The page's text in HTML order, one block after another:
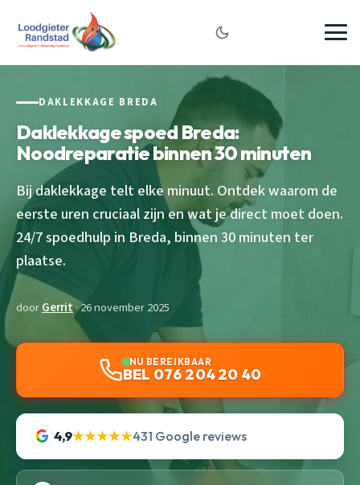
DAKLEKKAGE BREDA
Daklekkage spoed Breda:
Noodreparatie binnen 30 minuten
Bij daklekkage telt elke minuut. Ontdek waarom de
eerste uren cruciaal zijn en wat je direct moet doen.
24/7 spoedhulp in Breda, binnen 30 minuten ter
plaatse.
doorGerrit· 26 november 2025
NU BEREIKBAAR
BEL 076 204 20 40
4,9★★★★★431 Google reviews